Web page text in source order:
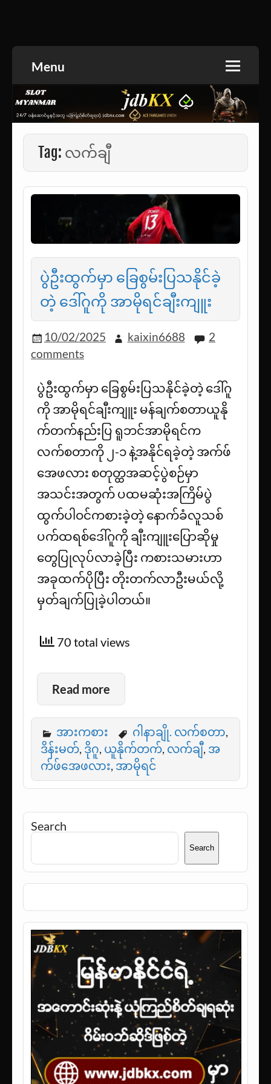
ဝတ္ထုတို
Menu
Tag: လက်ချီ
ပွဲဦးထွက်မှာ ခြေစွမ်းပြသနိုင်ခဲ့
တဲ့ ဒေါ်ဂူကို အာမိုရင်ချီးကျူး
10/02/2025 kaixin6688
2
comments
ပွဲဦးထွက်မှာ ခြေစွမ်းပြသနိုင်ခဲ့တဲ့ ဒေါ်ဂူ
ကို အာမိုရင်ချီးကျူး မန်ချက်စတာယူနို
က်တက်နည်းပြ ရူဘင်အာမိုရင်က
လက်စတာကို ၂-၁ နဲ့အနိုင်ရခဲ့တဲ့ အက်ဖ်
အေဖလား စတုတ္ထအဆင့်ပွဲစဉ်မှာ
အသင်းအတွက် ပထမဆုံးအကြိမ်ပွဲ
ထွက်ပါဝင်ကစားခဲ့တဲ့ နောက်ခံလူသစ်
ပက်ထရစ်ဒေါ်ဂူကို ချီးကျူးပြောဆိုမှု
တွေပြုလုပ်လာခဲ့ပြီး ကစားသမားဟာ
အခုထက်ပိုပြီး တိုးတက်လာဦးမယ်လို့
မှတ်ချက်ပြုခဲ့ပါတယ်။
70 total views
Read more
အားကစား ဂါနာချို. လက်စတာ,
ဒိန်းမတ်, ဒိုဂူ, ယူနိုက်တက်, လက်ချီ, အ
က်ဖ်အေဖလား, အာမိုရင်
Search
Search